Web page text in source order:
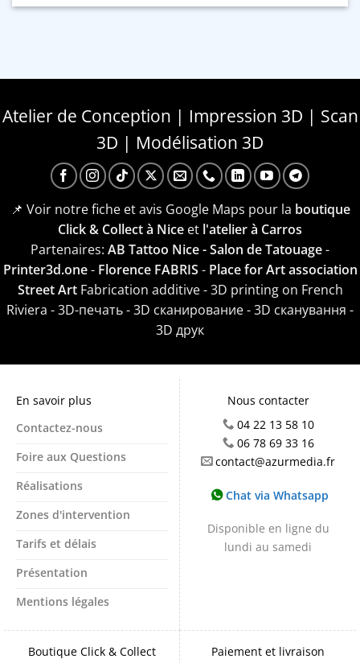
Atelier de Conception | Impression 3D | Scan
3D | Modélisation 3D
📌 Voir notre fiche et avis Google Maps pour la boutique
Click & Collect à Nice et l'atelier à Carros
Partenaires: AB Tattoo Nice - Salon de Tatouage-
Printer3d.one- Florence FABRIS - Place for Art association
Street ArtFabrication additive - 3D printing on French
Riviera - 3D-печать - 3D сканирование - 3D сканування -
3D друк
En savoir plus
Contactez-nous
Foire aux Questions
Réalisations
Zones d'intervention
Tarifs et délais
Présentation
Mentions légales
Nous contacter
04 22 13 58 10
06 78 69 33 16
contact@azurmedia.fr
Chat via Whatsapp
Disponible en ligne du
lundi au samedi
Boutique Click & Collect Paiement et livraison